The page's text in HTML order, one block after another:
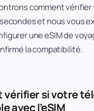
comment vérifier
et nous vous
une eSIM de
la compatibilité.
vérifier si votre
avec l’eSIM